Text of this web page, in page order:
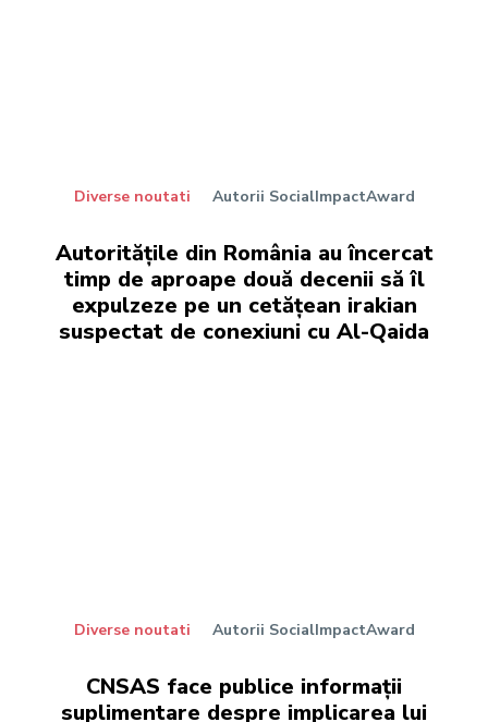
Diverse noutati Autorii SocialImpactAward
Autoritățile din România au încercat
timp de aproape două decenii să îl
expulzeze pe un cetățean irakian
suspectat de conexiuni cu Al-Qaida
Diverse noutati Autorii SocialImpactAward
CNSAS face publice informații
suplimentare despre implicarea lui